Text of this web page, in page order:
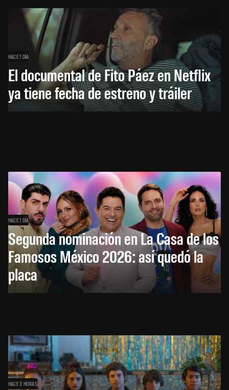
HACE 1 DÍA
El documental de Fito Páez en Netflix
ya tiene fecha de estreno y tráiler
HACE 1 DÍA
Segunda nominación en La Casa de los
Famosos México 2026: así quedó la
placa
HACE 3 HORAS